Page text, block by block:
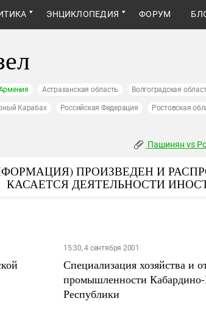
ЭНЦИКЛОПЕДИЯ ФОРУМ
Астраханская область Волгоградская
Карабах Российская Федерация Ростовская
Пашинян vs
ПРОИЗВЕДЕН И
КАСАЕТСЯ ДЕЯТЕЛЬНОСТИ
15:30, 4 сентября 2001
Специализация хозяйства и
промышленности Кабардино-
Республики